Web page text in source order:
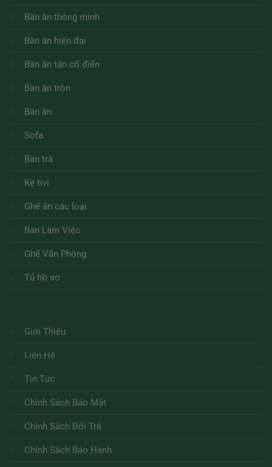
Bàn ăn thông minh
Bàn ăn hiện đại
Bàn ăn tân cổ điển
Bàn ăn tròn
Bàn ăn
Sofa
Bàn trà
Kệ tivi
Ghế ăn các loại
Bàn Làm Việc
Ghế Văn Phòng
Tủ hồ sơ
Giới Thiệu
Liên Hệ
Tin Tức
Chính Sách Bảo Mật
Chính Sách Đổi Trả
Chính Sách Bảo Hành